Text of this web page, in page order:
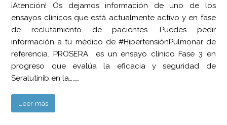
¡Atención! Os dejamos información de uno de los
ensayos clínicos que está actualmente activo y en fase
de reclutamiento de pacientes. Puedes pedir
información a tu médico de #HipertensiónPulmonar de
referencia. PROSERA es un ensayo clínico Fase 3 en
progreso que evalúa la eficacia y seguridad de
Seralutinib en la………
Leer más